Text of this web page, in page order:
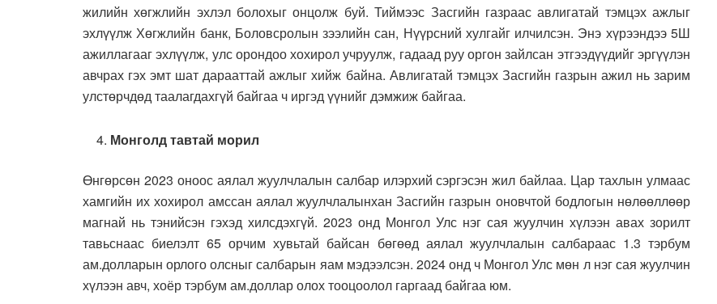
жилийн хөгжлийн эхлэл болохыг онцолж буй. Тиймээс Засгийн газраас авлигатай тэмцэх ажлыг
эхлүүлж Хөгжлийн банк, Боловсролын зээлийн сан, Нүүрсний хулгайг илчилсэн. Энэ хүрээндээ 5Ш
ажиллагааг эхлүүлж, улс орондоо хохирол учруулж, гадаад руу оргон зайлсан этгээдүүдийг эргүүлэн
авчрах гэх эмт шат дарааттай ажлыг хийж байна. Авлигатай тэмцэх Засгийн газрын ажил нь зарим
улстөрчдөд таалагдахгүй байгаа ч иргэд үүнийг дэмжиж байгаа.
Монголд тавтай морил
Өнгөрсөн 2023 оноос аялал жуулчлалын салбар илэрхий сэргэсэн жил байлаа. Цар тахлын улмаас
хамгийн их хохирол амссан аялал жуулчлалынхан Засгийн газрын оновчтой бодлогын нөлөөллөөр
магнай нь тэнийсэн гэхэд хилсдэхгүй. 2023 онд Монгол Улс нэг сая жуулчин хүлээн авах зорилт
тавьснаас биелэлт 65 орчим хувьтай байсан бөгөөд аялал жуулчлалын салбараас 1.3 тэрбум
ам.долларын орлого олсныг салбарын яам мэдээлсэн. 2024 онд ч Монгол Улс мөн л нэг сая жуулчин
хүлээн авч, хоёр тэрбум ам.доллар олох тооцоолол гаргаад байгаа юм.